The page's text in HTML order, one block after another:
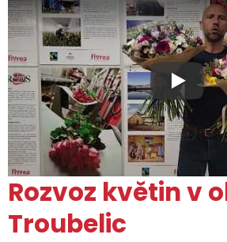
Proč
Rozvoz květin v
Troubelic